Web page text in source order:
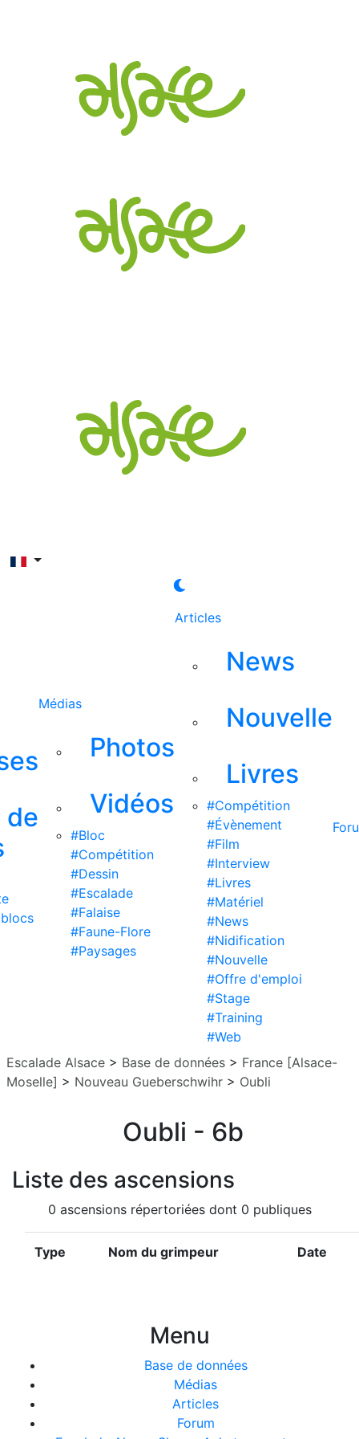
de
Médias
Photos
Vidéos
#Bloc
#Compétition
#Dessin
#Escalade
#Falaise
#Faune-Flore
#Paysages
Articles
News
Nouvelle
Livres
#Compétition
#Évènement
#Film
#Interview
#Livres
#Matériel
#News
#Nidification
#Nouvelle
#Offre d'emploi
#Stage
#Training
#Web
Escalade Alsace > Base de données > France [Alsace-
Moselle] > Nouveau Gueberschwihr > Oubli
Oubli - 6b
Liste des ascensions
0 ascensions répertoriées dont 0 publiques
Type Nom du grimpeur Date
Menu
Base de données
Médias
Articles
Forum